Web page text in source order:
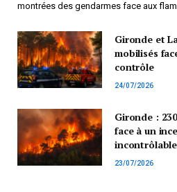
montrées des gendarmes face aux
Gironde et
mobilisés
contrôle
24/07/2026
Gironde :
face à un
incontrôlable
23/07/2026